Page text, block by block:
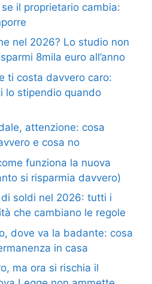
il proprietario cambia:
nel 2026? Lo studio non
8mila euro all’anno
ti costa davvero caro:
lo stipendio quando
attenzione: cosa
e cosa no
funziona la nuova
si risparmia davvero)
soldi nel 2026: tutti i
che cambiano le regole
dove va la badante: cosa
in casa
ma ora si rischia il